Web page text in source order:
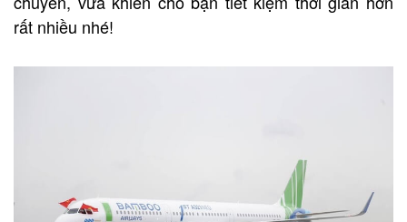
rất nhiều nhé!